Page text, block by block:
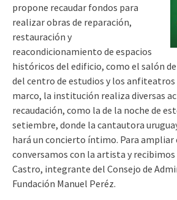
propone recaudar fondos para
realizar obras de reparación,
restauración y
reacondicionamiento de espacios
históricos del edificio, como el salón
del centro de estudios y los anfiteatros
marco, la institución realiza diversas
recaudación, como la de la noche de
setiembre, donde la cantautora
hará un concierto íntimo. Para ampliar
conversamos con la artista y recibimos
Castro, integrante del Consejo de
Fundación Manuel Peréz.